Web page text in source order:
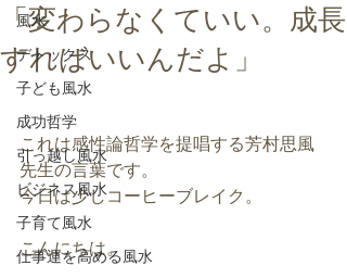
風水
デトックス
子ども風水
成功哲学
引っ越し風水
ビジネス風水
子育て風水
仕事運を高める風水
「変わらなくていい。成長
すればいいんだよ」
これは感性論哲学を提唱する芳村思風
先生の言葉です。
今日は少しコーヒーブレイク。
こんにちは。